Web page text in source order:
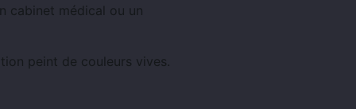
cabinet médical ou un
peint de couleurs vives.